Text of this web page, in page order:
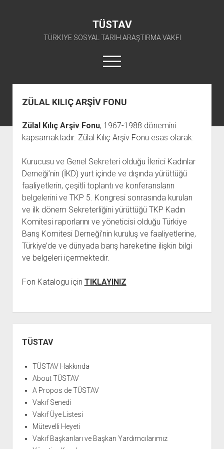
TÜSTAV
TÜRKİYE SOSYAL TARİH ARAŞTIRMA VAKFI
menüyü
aç
twitterfacebookinstagramyoutube
E-ARŞİV
açılır
menüyü
TİP ARŞİV FONU
TSİP ARŞİV FONU
TBKP ARŞİV FONU
İŞÇİ HAREKETLERİ ARŞİV FONU
BARIŞ HAREKETLERİ ARŞİV FONU
DAVA DOSYALARI ARŞİV FONU
GÖRSEL-İŞİTSEL ARŞİV FONU
aç
TKP KİTAPLIĞI
TİP KİTAPLIĞI
TSİP KİTAPLIĞI
TBKP KİTAPLIĞI
SOL HAREKETLER KİTAPLIĞI
EMEK HAREKETİ KİTAPLIĞI
BARIŞ HAREKETİ KİTAPLIĞI
ANTİKOMÜNİZM KİTAPLIĞI
HİKMET KIVILCIMLI KİTAPLIĞI
KERİM SADİ KİTAPLIĞI
1940’LI YILLAR KİTAPLIĞI
YURTDIŞI KİTAPLIĞI
menüyü
SÜRELİ YAYINLAR
AFİŞLER
GÖRSEL-İŞİTSEL
BAŞVURULAR
açılır
menüyü
ÜYE BAŞVURU FORMU
ARŞİVLERDEN YARARLANMA FORMU
KİTAP ABONE FORMU
İLETİŞİM
açılır
menüyü
aç
İLETİŞİM BİLGİLERİ
BANKA HESAPLARIMIZ
ZÜLAL KILIÇ ARŞİV FONU
Zülal Kılıç Arşiv Fonu, 1967-1988 dönemini
kapsamaktadır. Zülal Kılıç Arşiv Fonu esas olarak:
Kurucusu ve Genel Sekreteri olduğu İlerici Kadınlar
Derneği’nin (İKD) yurt içinde ve dışında yürüttüğü
faaliyetlerin, çeşitli toplantı ve konferansların
belgelerini ve TKP 5. Kongresi sonrasında kurulan
ve ilk dönem Sekreterliğini yürüttüğü TKP Kadın
Komitesi raporlarını ve yöneticisi olduğu Türkiye
Barış Komitesi Derneği’nin kuruluş ve faaliyetlerine,
Türkiye’de ve dünyada barış hareketine ilişkin bilgi
ve belgeleri içermektedir.
Fon Katalogu için TIKLAYINIZ
Menü
TÜSTAV
TÜSTAV Hakkında
About TÜSTAV
A Propos de TÜSTAV
Vakıf Senedi
Vakıf Üye Listesi
Mütevelli Heyeti
Vakıf Başkanları ve Başkan Yardımcılarımız